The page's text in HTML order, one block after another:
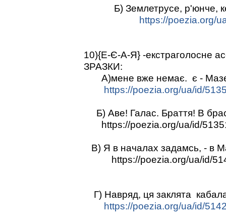
Б) Землетрусе, р'юнче,
https://poezia.org/
10){Е-Є-А-Я} -екстраголосне
ЗРАЗКИ:
А)мене вже немає. є -
https://poezia.org/ua/id/
Б) Аве! Галас. Браття! В
https://poezia.org/ua/id/
В) Я в началах задамсь, - в
https://poezia.org/ua/id/
Г) Навряд, ця заклята
https://poezia.org/ua/id/